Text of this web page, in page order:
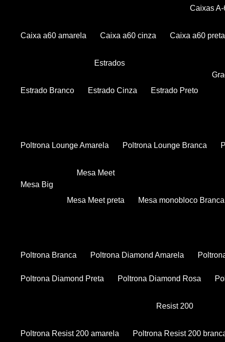
Caixas
Caixa a60 amarela Caixa a60 cinza Caixa a60 preta
Estrados
Estrado Branco Estrado Cinza Estrado Preto
Poltrona Lounge Amarela Poltrona Lounge Branca
Mesa Big
Mesa Meet
Mesa Meet preta Mesa monobloco Branca
Poltrona Branca Poltrona Diamond Amarela
Poltrona Diamond Preta Poltrona Diamond Rosa
Resist 200
Poltrona Resist 200 amarela Poltrona Resist 200